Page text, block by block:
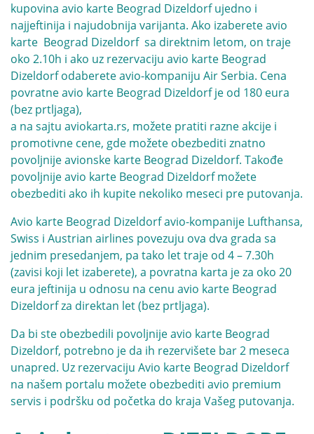
kupovina avio karte Beograd Dizeldorfujedno i
najjeftinija i najudobnija varijanta. Ako izaberete avio
karte Beograd Dizeldorf sa direktnim letom, on traje
oko 2.10h i ako uz rezervaciju avio karte Beograd
Dizeldorf odaberete avio-kompaniju Air Serbia. Cena
povratne avio karte Beograd Dizeldorf je od 180 eura
(bez prtljaga),
a na sajtu aviokarta.rs, možete pratiti razne akcije i
promotivne cene, gde možete obezbediti znatno
povoljnije avionske karte Beograd Dizeldorf. Takođe
povoljnije avio karte Beograd Dizeldorf možete
obezbediti ako ih kupite nekoliko meseci pre putovanja.
Avio karte Beograd Dizeldorf avio-kompanije Lufthansa,
Swiss i Austrian airlines povezuju ova dva grada sa
jednim presedanjem, pa tako let traje od 4 – 7.30h
(zavisi koji let izaberete), a povratna karta je za oko 20
eura jeftinija u odnosu na cenu avio karte Beograd
Dizeldorf za direktan let (bez prtljaga).
Da bi ste obezbedili povoljnije avio karte Beograd
Dizeldorf, potrebno je da ih rezervišete bar 2 meseca
unapred. Uz rezervaciju Avio karte Beograd Dizeldorf
na našem portalu možete obezbediti avio premium
servis i podršku od početka do kraja Vašeg putovanja.